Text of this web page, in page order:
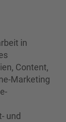
in
Content,
Marketing
und